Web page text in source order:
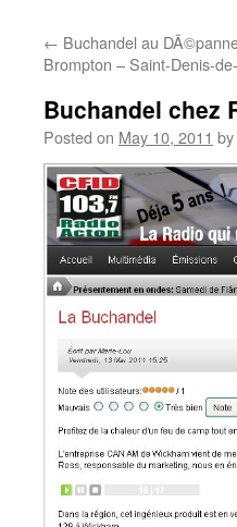
← Buchandel au
Brompton – Saint-Denis-
Buchandel chez
Posted on May 10, 2011 by